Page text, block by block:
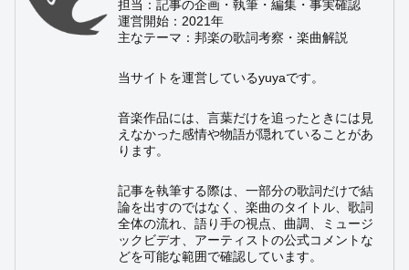
担当：記事の企画・執筆・編集・事実確認
運営開始：2021年
主なテーマ：邦楽の歌詞考察・楽曲解説
当サイトを運営しているyuyaです。
音楽作品には、言葉だけを追ったときには見
えなかった感情や物語が隠れていることがあ
ります。
記事を執筆する際は、一部分の歌詞だけで結
論を出すのではなく、楽曲のタイトル、歌詞
全体の流れ、語り手の視点、曲調、ミュージ
ックビデオ、アーティストの公式コメントな
どを可能な範囲で確認しています。